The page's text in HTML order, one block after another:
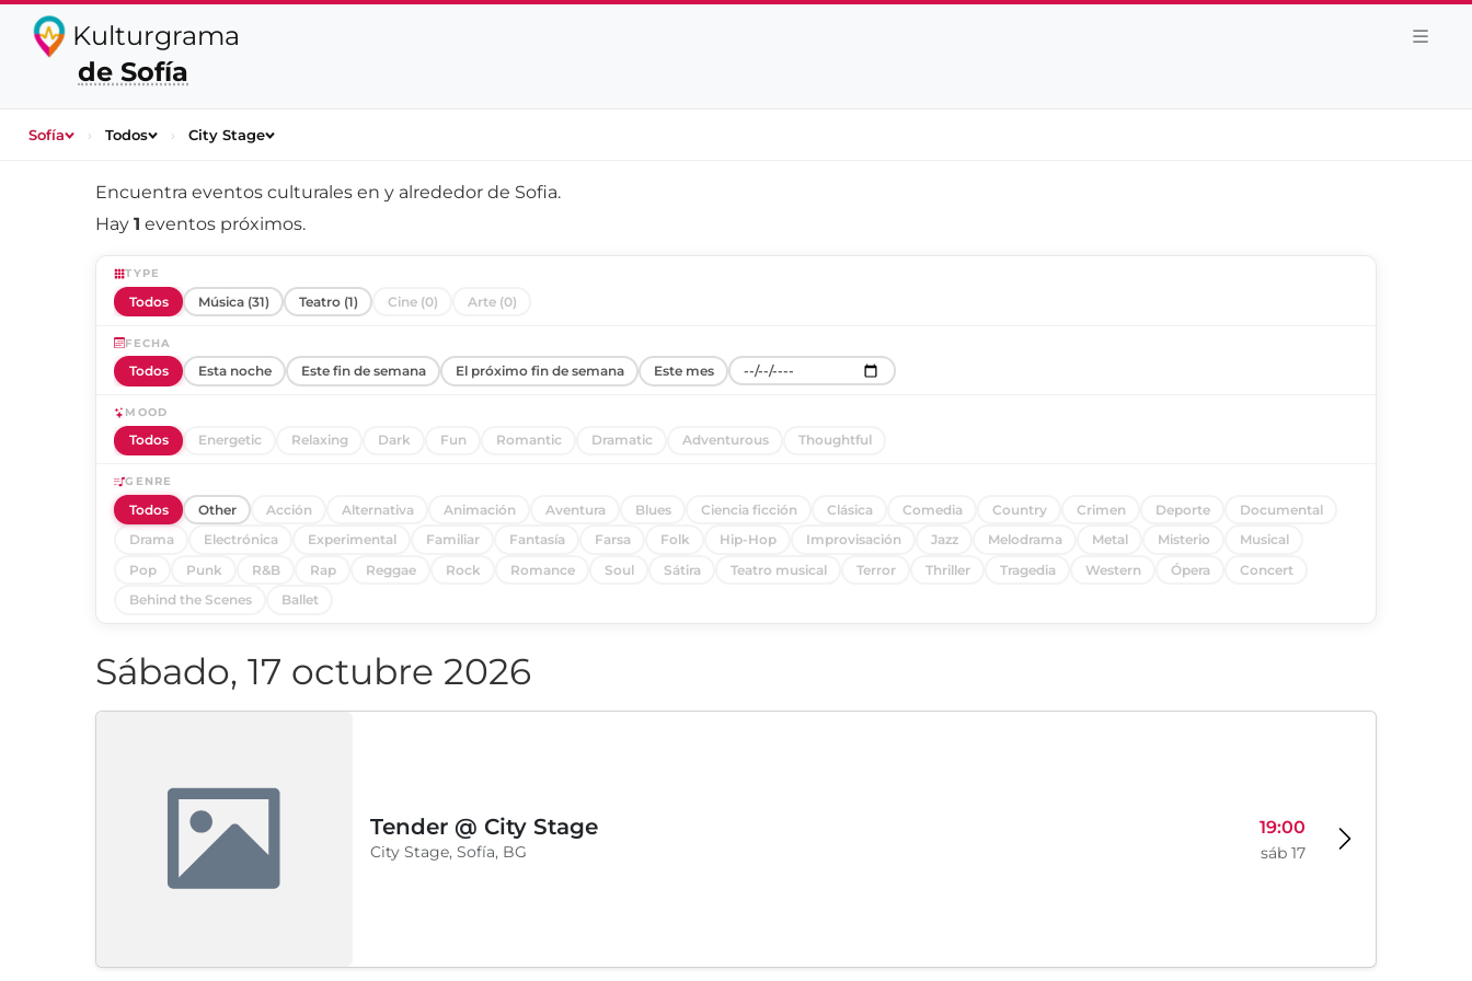
Kulturgrama
de Sofía
Sofía › Todos › City Stage
Encuentra eventos culturales en y alrededor de Sofia.
Hay 1 eventos próximos.
TYPE
Todos Música (31) Teatro (1) Cine (0) Arte (0)
FECHA
Todos Esta noche Este fin de semana El próximo fin de semana Este mes
MOOD
Todos Energetic Relaxing Dark Fun Romantic Dramatic Adventurous Thoughtful
GENRE
Todos Other Acción Alternativa Animación Aventura Blues Ciencia ficción Clásica Comedia Country Crimen Deporte
Documental
Drama
Electrónica Experimental Familiar Fantasía Farsa Folk Hip-Hop Improvisación Jazz Melodrama Metal Misterio
Musical
Pop
Punk R&B Rap Reggae Rock Romance Soul Sátira Teatro musical Terror Thriller Tragedia Western Ópera
Concert
Behind the Scenes
Ballet
Sábado, 17 octubre 2026
Tender @ City Stage
City Stage, Sofía, BG
19:00
sáb 17